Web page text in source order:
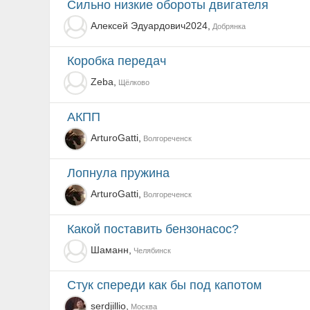
Сильно низкие обороты двигателя
Алексей Эдуардович2024, Добрянка
Коробка передач
Zeba, Щёлково
АКПП
ArturoGatti, Волгореченск
Лопнула пружина
ArturoGatti, Волгореченск
Какой поставить бензонасос?
Шаманн, Челябинск
стук спереди как бы под капотом
serdjillio, Москва